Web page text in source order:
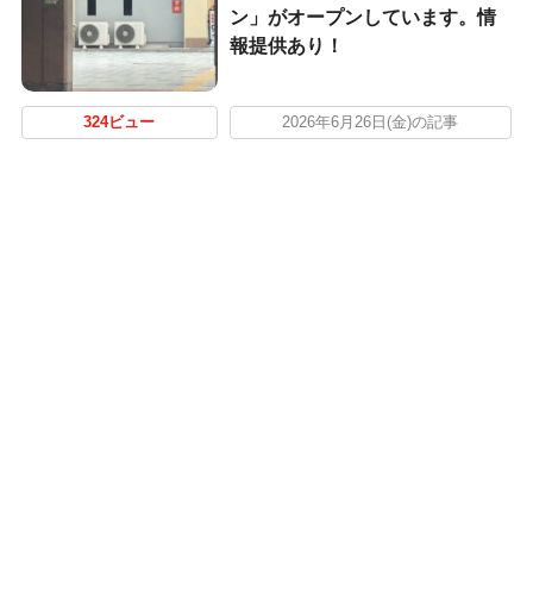
ン」がオープンしています。情
報提供あり！
324ビュー 2026年6月26日(金)の記事